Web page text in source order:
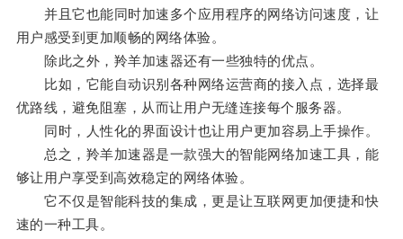
并且它也能同时加速多个应用程序的网络访问速度，让
用户感受到更加顺畅的网络体验。
除此之外，羚羊加速器还有一些独特的优点。
比如，它能自动识别各种网络运营商的接入点，选择最
优路线，避免阻塞，从而让用户无缝连接每个服务器。
同时，人性化的界面设计也让用户更加容易上手操作。
总之，羚羊加速器是一款强大的智能网络加速工具，能
够让用户享受到高效稳定的网络体验。
它不仅是智能科技的集成，更是让互联网更加便捷和快
速的一种工具。